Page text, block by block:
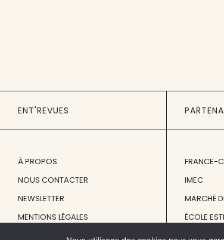
ENT'REVUES
À PROPOS
NOUS CONTACTER
NEWSLETTER
MENTIONS LÉGALES
FRANCE-
IMEC
MARCHÉ
ÉCOLE